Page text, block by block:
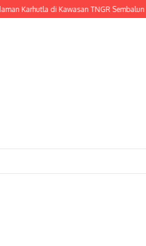
di Kawasan TNGR Sembalun TNI